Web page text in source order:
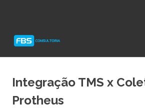
Protheus
Integração TMS x
Protheus